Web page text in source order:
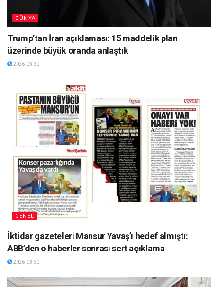
DÜNYA
Trump’tan İran açıklaması: 15 maddelik plan
üzerinde büyük oranda anlaştık
2026-03-30
GENEL
İktidar gazeteleri Mansur Yavaş’ı hedef almıştı:
ABB’den o haberler sonrası sert açıklama
2026-03-30